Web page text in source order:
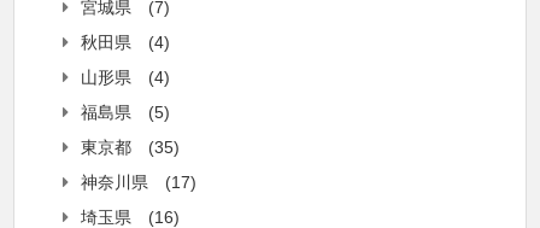
宮城県
(7)
秋田県
(4)
山形県
(4)
福島県
(5)
東京都
(35)
神奈川県
(17)
埼玉県
(16)